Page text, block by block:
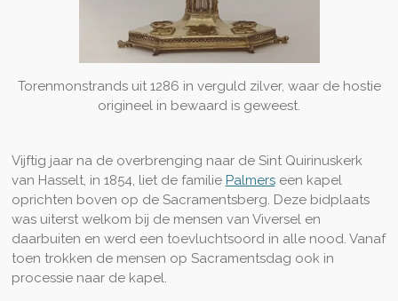
Torenmonstrands uit 1286 in verguld zilver, waar de hostie
origineel in bewaard is geweest.
Vijftig jaar na de overbrenging naar de Sint Quirinuskerk
van Hasselt, in 1854, liet de familie Palmerseen kapel
oprichten boven op de Sacramentsberg. Deze bidplaats
was uiterst welkom bij de mensen van Viversel en
daarbuiten en werd een toevluchtsoord in alle nood. Vanaf
toen trokken de mensen op Sacramentsdag ook in
processie naar de kapel.